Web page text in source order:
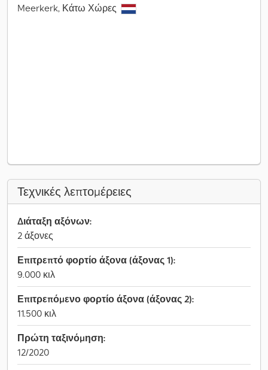
Meerkerk, Κάτω Χώρες
Τεχνικές λεπτομέρειες
Διάταξη αξόνων:
2 άξονες
Επιτρεπτό φορτίο άξονα (άξονας 1):
9.000 κιλ
Επιτρεπόμενο φορτίο άξονα (άξονας 2):
11.500 κιλ
Πρώτη ταξινόμηση:
12/2020